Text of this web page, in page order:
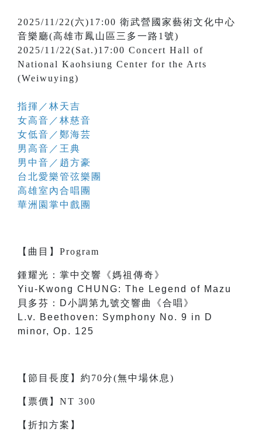
2025/11/22(六)17:00 衛武營國家藝術文化中心
音樂廳(高雄市鳳山區三多一路1號)
2025/11/22(Sat.)17:00 Concert Hall of
National Kaohsiung Center for the Arts
(Weiwuying)
指揮／林天吉
女高音／林慈音
女低音／鄭海芸
男高音／王典
男中音／趙方豪
台北愛樂管弦樂團
高雄室內合唱團
華洲園掌中戲團
【 曲目 】 Program
鍾耀光：掌中交響《媽祖傳奇》
Yiu-Kwong CHUNG: The Legend of Mazu
貝多芬：D小調第九號交響曲《合唱》
L.v. Beethoven: Symphony No. 9 in D
minor, Op. 125
【節目長度】約70分(無中場休息)
【票價】NT 300
【折扣方案】